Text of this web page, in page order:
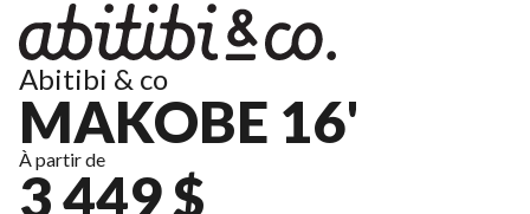
Abitibi & co
MAKOBE 16'
À partir de
3 449 $